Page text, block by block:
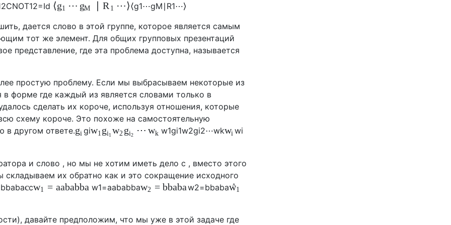
CNOT12=Id ⟨g1 ⋯ gM R 1 ⋯⟩⟨g1⋯gM ∣ R1⋯⟩
дается слово в этой группе, которое является самым
тот же элемент. Для общих групповых презентаций
представление, где эта проблема доступна, называется
простую проблему. Если мы выбрасываем некоторые из
в форме где каждый из является словами только в
сделать их короче, используя отношения, которые
схему короче. Это похоже на самостоятельную
в другом ответе.gi giw1 gi1 w2 gi2 ⋯ wk w1gi1w2gi2⋯wkwi wi
и слово , но мы не хотим иметь дело с , вместо этого
их обратно как и это сокращение исходного
bbabaccw1 = aababba w1=aababbaw2 = bbabaw2=bbabaw
^1
давайте предположим, что мы уже в этой задаче где